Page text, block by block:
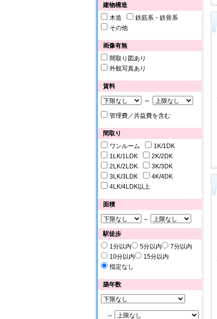
建物構造
木造
鉄筋系・鉄骨系
その他
画像有無
間取り図あり
外観写真あり
賃料
～
管理費／共益費を含む
間取り
ワンルーム
1K/1DK
1LK/1LDK
2K/2DK
2LK/2LDK
3K/3DK
3LK/3LDK
4K/4DK
4LK/4LDK以上
面積
～
駅徒歩
1分以内
5分以内
7分以内
10分以内
15分以内
指定なし
築年数
～